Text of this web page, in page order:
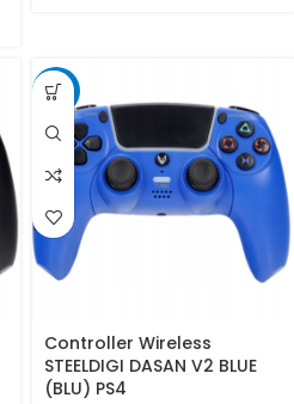
-20%
Controller Wireless
STEELDIGI DASAN V2 BLUE
(BLU) PS4